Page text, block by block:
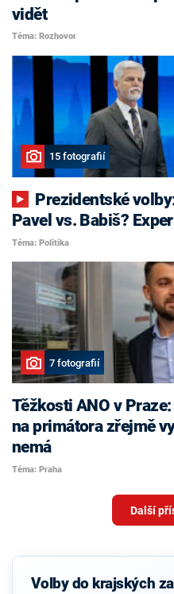
vidět
Téma: Rozhovor
15 fotografií
Pavel vs. Babiš?
Téma: Politika
7 fotografií
Těžkosti ANO v
na primátora zřejmě
nemá
Téma: Praha
Další
Volby do krajských